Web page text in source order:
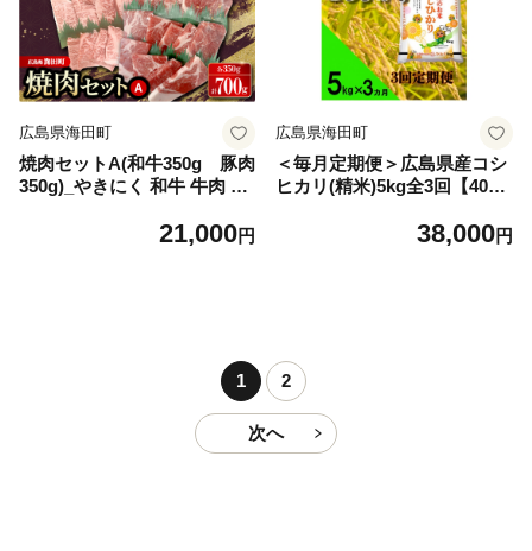
広島県海田町
焼肉セットA(和牛350g 豚肉
350g)_やきにく 和牛 牛肉 豚
焼肉用 BBQ バーベキュー 人
21,000円
広島県海田町
＜毎月定期便＞広島県産コシ
ヒカリ(精米)5kg全3回【4088
38,000円
1 2
次へ